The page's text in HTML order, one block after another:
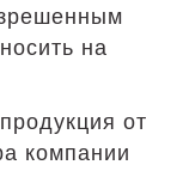
на
от
компании